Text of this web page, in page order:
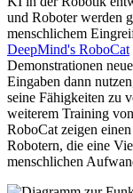
und Roboter werden
menschlichem
DeepMind's RoboCat
Demonstrationen
Eingaben dann
seine Fähigkeiten zu
weiterem Training
RoboCat zeigen
Robotern, die eine
menschlichen